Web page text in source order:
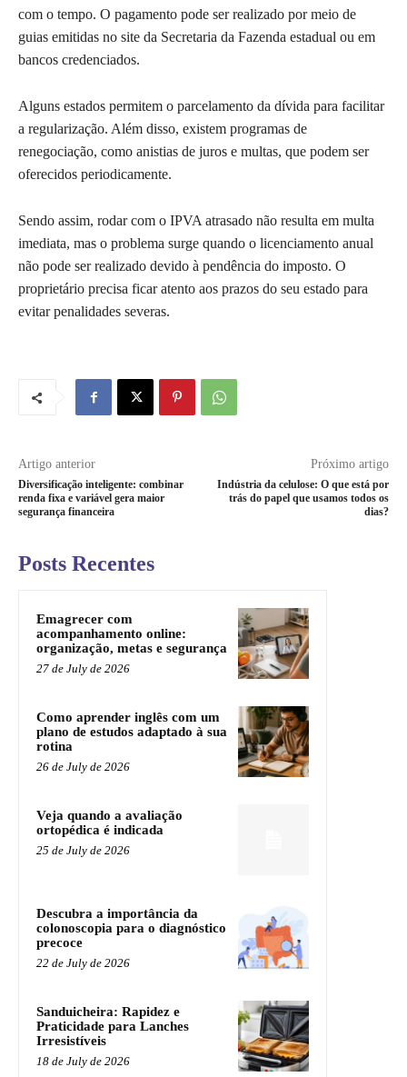
com o tempo. O pagamento pode ser realizado por meio de
guias emitidas no site da Secretaria da Fazenda estadual ou em
bancos credenciados.
Alguns estados permitem o parcelamento da dívida para facilitar
a regularização. Além disso, existem programas de
renegociação, como anistias de juros e multas, que podem ser
oferecidos periodicamente.
Sendo assim, rodar com o IPVA atrasado não resulta em multa
imediata, mas o problema surge quando o licenciamento anual
não pode ser realizado devido à pendência do imposto. O
proprietário precisa ficar atento aos prazos do seu estado para
evitar penalidades severas.
Artigo anterior
Diversificação inteligente: combinar
renda fixa e variável gera maior
segurança financeira
Próximo artigo
Indústria da celulose: O que está por
trás do papel que usamos todos os
dias?
Posts Recentes
Emagrecer com
acompanhamento online:
organização, metas e segurança
27 de July de 2026
Como aprender inglês com um
plano de estudos adaptado à sua
rotina
26 de July de 2026
Veja quando a avaliação
ortopédica é indicada
25 de July de 2026
Descubra a importância da
colonoscopia para o diagnóstico
precoce
22 de July de 2026
Sanduicheira: Rapidez e
Praticidade para Lanches
Irresistíveis
18 de July de 2026